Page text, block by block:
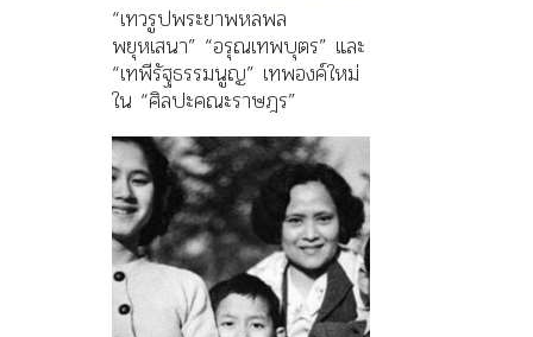
“เทวรูปพระยาพหลพล
พยุหเสนา” “อรุณเทพบุตร” และ
“เทพีรัฐธรรมนูญ” เทพองค์ใหม่
ใน “ศิลปะคณะราษฎร”